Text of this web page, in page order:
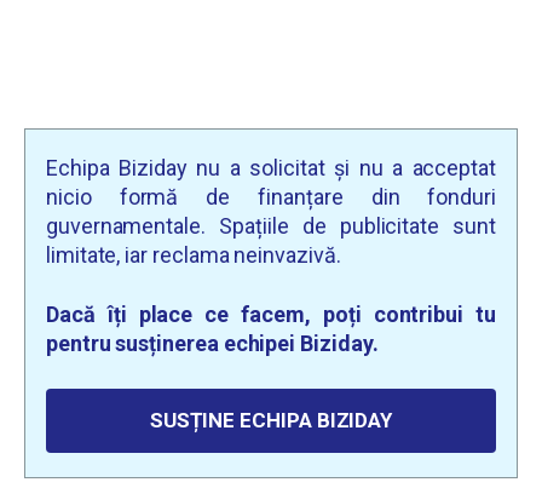
Echipa Biziday nu a solicitat și nu a acceptat
nicio formă de finanțare din fonduri
guvernamentale. Spațiile de publicitate sunt
limitate, iar reclama neinvazivă.
Dacă îți place ce facem, poți contribui tu
pentru susținerea echipei Biziday.
SUSȚINE ECHIPA BIZIDAY